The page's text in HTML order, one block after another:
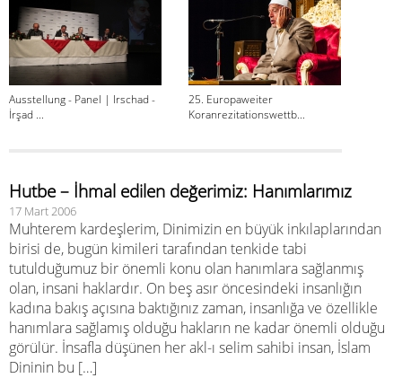
Ausstellung - Panel | Irschad -
İrşad ...
25. Europaweiter
Koranrezitationswettb...
Hutbe – İhmal edilen değerimiz: Hanımlarımız
17 Mart 2006
Muhterem kardeşlerim, Dinimizin en büyük inkılaplarından
birisi de, bugün kimileri tarafından tenkide tabi
tutulduğumuz bir önemli konu olan hanımlara sağlanmış
olan, insani haklardır. On beş asır öncesindeki insanlığın
kadına bakış açısına baktığınız zaman, insanlığa ve özellikle
hanımlara sağlamış olduğu hakların ne kadar önemli olduğu
görülür. İnsafla düşünen her akl-ı selim sahibi insan, İslam
Dininin bu […]